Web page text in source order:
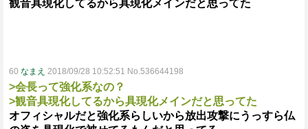
観音具現化してるから具現化メインだと思ってた
60 なまえ 2018/09/28 10:52:51 No.536644198
>会長って強化系なの？
>観音具現化してるから具現化メインだと思ってた
オフィシャルだと強化系らしいから放出攻撃にうっすら仏